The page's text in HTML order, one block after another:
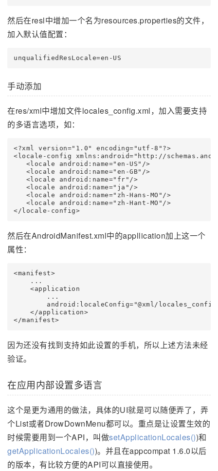
然后在resl中增加一个名为resources.properties的文件，
加入默认值配置：
unqualifiedResLocale=en-US
手动添加
在res/xml中增加文件locales_config.xml，加入需要支持
的多语言选项，如：
<?xml version="1.0" encoding="utf-8"?>
<locale-config xmlns:android="http://
   <locale android:name="en-US"/>
   <locale android:name="en-GB"/>
   <locale android:name="fr"/>
   <locale android:name="ja"/>
   <locale android:name="zh-Hans-MO"/>
   <locale android:name="zh-Hant-MO"/>
</locale-config>
然后在AndroidManifest.xml中的appllication加上这一个
属性：
<manifest>
    ...
    <application
        ...
android:localeConfig="@xml/
    </application>
</manifest>
因为还没有找到支持如此设置的手机，所以上述方法未经
验证。
在应用内部设置多语言
这个是更为通用的做法，具体的UI就是可以随便弄了，弄
个List或者DrowDownMenu都可以。重点是让设置生效的
时候需要用到一个API，叫做setApplicationLocales())和
getApplicationLocales())。并且在appcompat 1.6.0以后
的版本，有比较方便的API可以直接使用。